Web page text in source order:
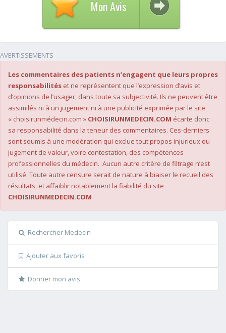
Mon Avis
AVERTISSEMENTS
Les commentaires des patients n’engagent que leurs propres
responsabilités et ne représentent que l’expression d’avis et
d’opinions de l’usager, dans toute sa subjectivité. Ils ne peuvent être
assimilés ni à un jugement ni à une publicité exprimée par le site
« choisirunmédecin.com » CHOISIRUNMEDECIN.COM écarte donc
sa responsabilité dans la teneur des commentaires. Ces-derniers
sont soumis à une modération qui exclue tout propos injurieux ou
jugement de valeur, voire contestation, des compétences
professionnelles du médecin. Aucun autre critère de filtrage n’est
utilisé. Toute autre censure serait de nature à biaiser le recueil des
résultats, et affaiblir notablement la fiabilité du site
CHOISIRUNMEDECIN.COM
Rechercher Medecin
Ajouter aux favoris
Donner mon avis